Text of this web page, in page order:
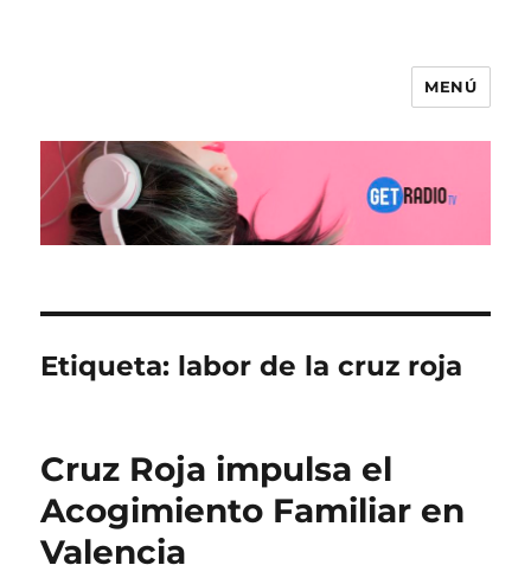
MENÚ
Etiqueta: labor de la cruz roja
Cruz Roja impulsa el
Acogimiento Familiar en
Valencia